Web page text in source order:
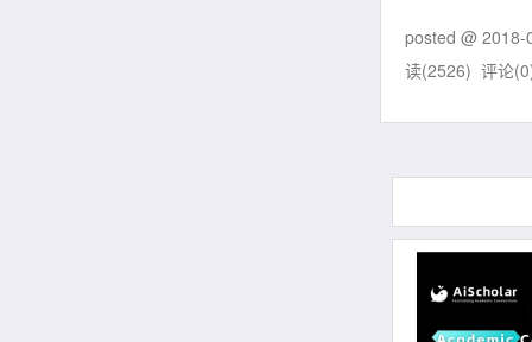
posted @ 2018-
读(2526) 评论(0